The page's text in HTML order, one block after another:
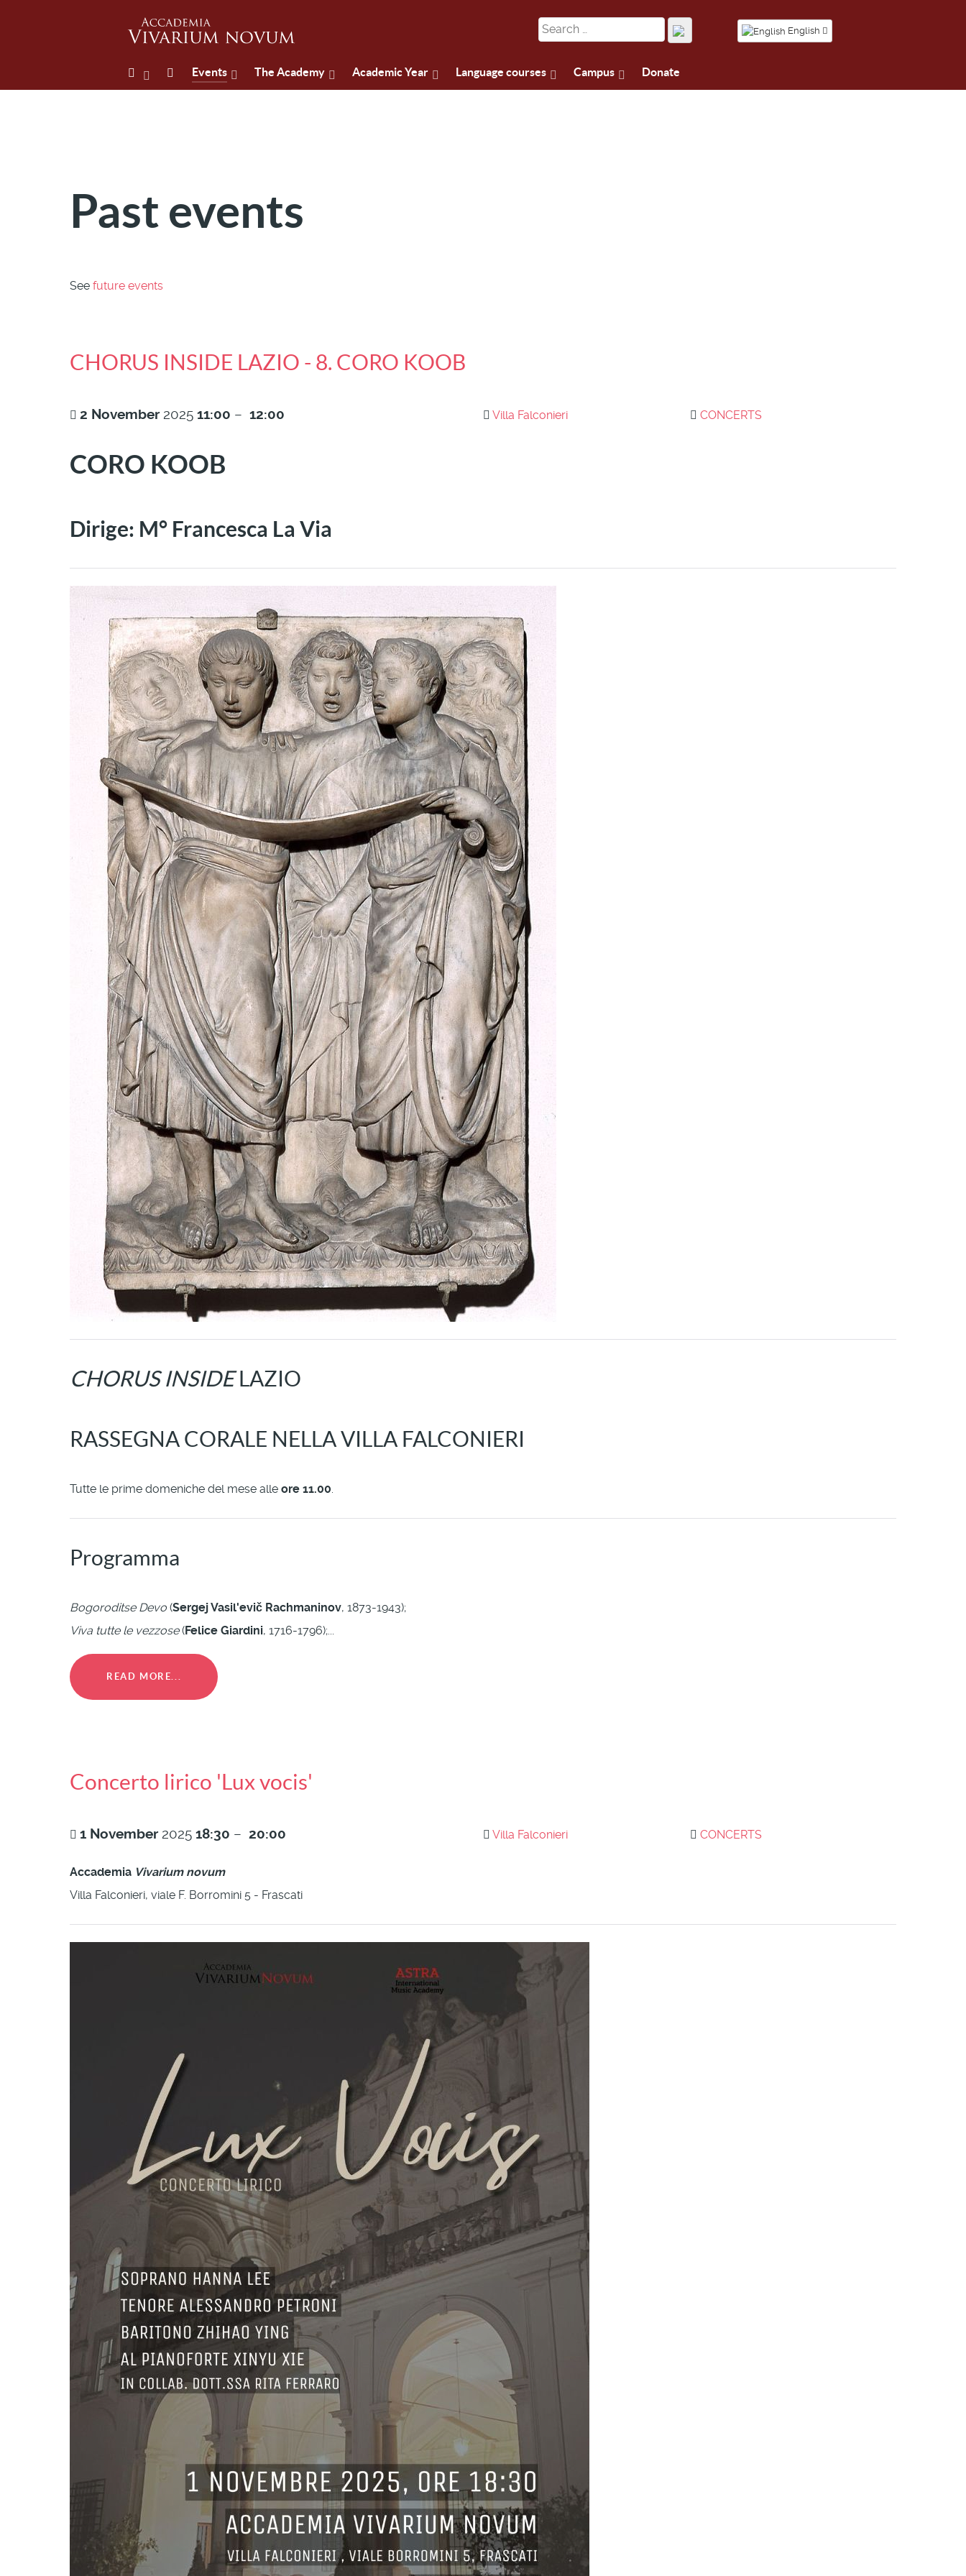
English
Events The Academy Academic Year Language courses Campus Donate
Past events
See future events
CHORUS INSIDE LAZIO - 8. CORO KOOB
2 November 2025 11:00 – 12:00 Villa Falconieri CONCERTS
CORO KOOB
Dirige: M° Francesca La Via
CHORUS INSIDELAZIO
RASSEGNA CORALE NELLA VILLA FALCONIERI
Tutte le prime domeniche del mese alle ore 11.00.
Programma
Bogoroditse Devo (Sergej Vasil'evič Rachmaninov, 1873-1943);
Viva tutte le vezzose(Felice Giardini, 1716-1796);...
READ MORE...
Concerto lirico 'Lux vocis'
1 November 2025 18:30 – 20:00 Villa Falconieri CONCERTS
Accademia Vivarium novum
Villa Falconieri, viale F. Borromini 5 - Frascati